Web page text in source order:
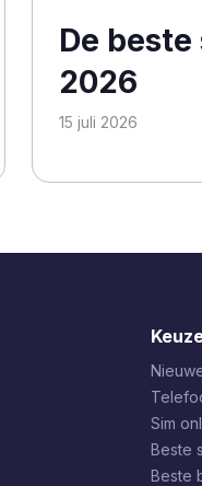
De
2026
15 juli 2026
Sim
Beste
Beste